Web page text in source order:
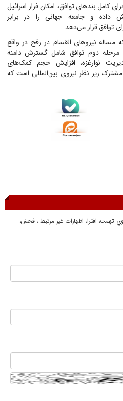
کامل بندهای توافق، امکان فرار اسرائیل
داده و جامعه جهانی را در برابر
توافق قرار می‌دهد.
نیروهای القسام در رفح در واقع
مرحله دوم توافق شامل گسترش دامنه
نوارغزه، افزایش حجم کمک‌های
مشترک زیر نظر نیروی بین‌المللی است که
تهمت، افترا، اظهارات غير مرتبط ، فحش،